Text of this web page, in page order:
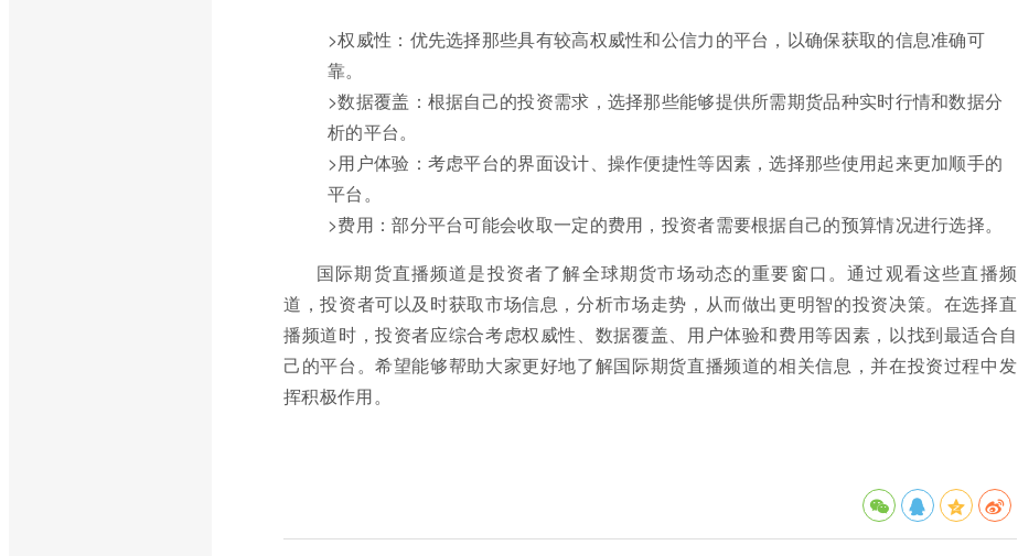
>权威性：优先选择那些具有较高权威性和公信力的平台，以确保获取的信息准确可
靠。
>数据覆盖：根据自己的投资需求，选择那些能够提供所需期货品种实时行情和数据分
析的平台。
>用户体验：考虑平台的界面设计、操作便捷性等因素，选择那些使用起来更加顺手的
平台。
>费用：部分平台可能会收取一定的费用，投资者需要根据自己的预算情况进行选择。
国际期货直播频道是投资者了解全球期货市场动态的重要窗口。通过观看这些直播频
道，投资者可以及时获取市场信息，分析市场走势，从而做出更明智的投资决策。在选择直
播频道时，投资者应综合考虑权威性、数据覆盖、用户体验和费用等因素，以找到最适合自
己的平台。希望能够帮助大家更好地了解国际期货直播频道的相关信息，并在投资过程中发
挥积极作用。